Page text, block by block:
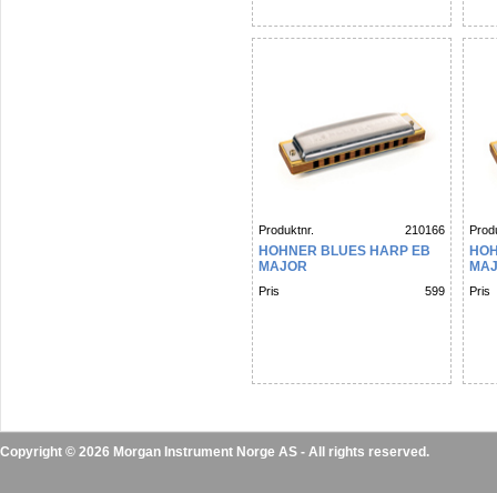
Produktnr. 210166
HOHNER BLUES HARP EB
MAJOR
Pris 599 Pris
Copyright © 2026 Morgan Instrument Norge AS - All rights reserved.